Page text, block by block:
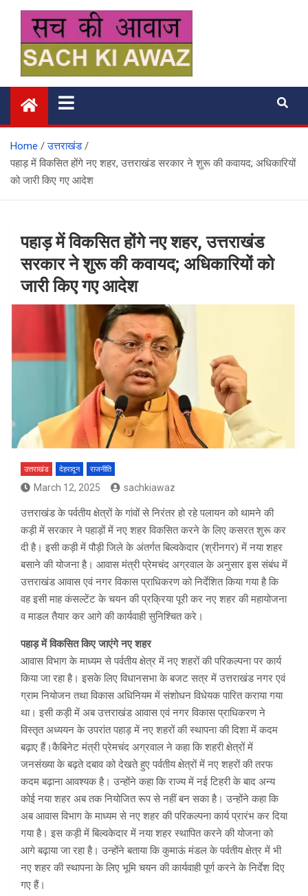
content
सच की आवाज
Home
उत्तराखंड
पहाड़ में विकसित होंगे नए शहर, उत्तराखंड सरकार ने शुरू की कवायद; अधिकारियों
को जारी किए गए आदेश
पहाड़ में विकसित होंगे नए शहर, उत्तराखंड
सरकार ने शुरू की कवायद; अधिकारियों को
जारी किए गए आदेश
उत्तराखंड देहरादून राजनीति
March 12, 2025 sachkiawaz
उत्तराखंड के पर्वतीय क्षेत्रों के गांवों से निरंतर हो रहे पलायन को थामने की
कड़ी में सरकार ने पहाड़ों में नए शहर विकसित करने के लिए कसरत शुरू कर
दी है। इसी कड़ी में पौड़ी जिले के अंतर्गत बिल्वकेदार (श्रीनगर) में नया शहर
बसाने की योजना है। आवास मंत्री प्रेमचंद अग्रवाल के अनुसार इस संबंध में
उत्तराखंड आवास एवं नगर विकास प्राधिकरण को निर्देशित किया गया है कि
वह इसी माह कंसल्टेंट के चयन की प्रक्रिया पूरी कर नए शहर की महायोजना
व माडल तैयार कर आगे की कार्यवाही सुनिश्चित करे।
पहाड़ में विकसित किए जाएंगे नए शहर
आवास विभाग के माध्यम से पर्वतीय क्षेत्र में नए शहरों की परिकल्पना पर कार्य
किया जा रहा है। इसके लिए विधानसभा के बजट सत्र में उत्तराखंड नगर एवं
ग्राम नियोजन तथा विकास अधिनियम में संशोधन विधेयक पारित कराया गया
था। इसी कड़ी में अब उत्तराखंड आवास एवं नगर विकास प्राधिकरण ने
विस्तृत अध्ययन के उपरांत पहाड़ में नए शहरों की स्थापना की दिशा में कदम
बढ़ाए हैं।कैबिनेट मंत्री प्रेमचंद अग्रवाल ने कहा कि शहरी क्षेत्रों में
जनसंख्या के बढ़ते दबाव को देखते हुए पर्वतीय क्षेत्रों में नए शहरों की तरफ
कदम बढ़ाना आवश्यक है। उन्होंने कहा कि राज्य में नई टिहरी के बाद अन्य
कोई नया शहर अब तक नियोजित रूप से नहीं बन सका है। उन्होंने कहा कि
अब आवास विभाग के माध्यम से नए शहर की परिकल्पना कार्य प्रारंभ कर दिया
गया है। इस कड़ी में बिल्वकेदार में नया शहर स्थापित करने की योजना को
आगे बढ़ाया जा रहा है। उन्होंने बताया कि कुमाऊं मंडल के पर्वतीय क्षेत्र में भी
नए शहर की स्थापना के लिए भूमि चयन की कार्यवाही पूर्ण करने के निर्देश दिए
गए हैं।